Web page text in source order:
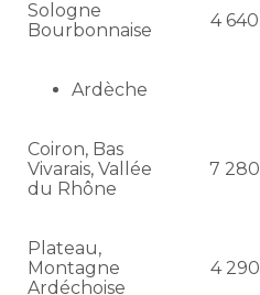
Sologne
Bourbonnaise
4 640
Ardèche
Coiron, Bas
Vivarais, Vallée
du Rhône
7 280
Plateau,
Montagne
Ardéchoise
4 290